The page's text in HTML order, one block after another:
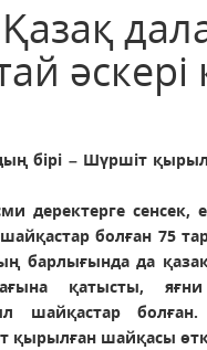
әскері
бірі – Шүршіт
деректерге сенсек,
шайқастар болған 75
барлығында да
қатысты,
шайқастар
қырылған шайқасы